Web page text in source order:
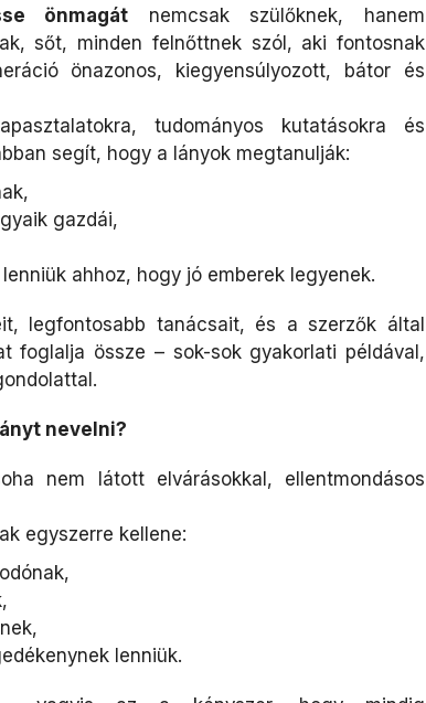
önmagát nemcsak szülőknek, hanem
sőt, minden felnőttnek szól, aki fontosnak
önazonos, kiegyensúlyozott, bátor és
tudományos kutatásokra és
segít, hogy a lányok megtanulják:
gazdái,
ahhoz, hogy jó emberek legyenek.
legfontosabb tanácsait, és a szerzők által
foglalja össze – sok-sok gyakorlati példával,
nevelni?
nem látott elvárásokkal, ellentmondásos
egyszerre kellene:
lenniük.